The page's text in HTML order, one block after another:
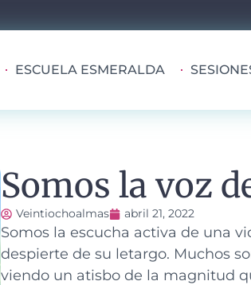
ESCUELA ESMERALDA
Somos la voz
Veintiochoalmas abril 21, 2022
Somos la escucha activa de una
despierte de su letargo. Muchos
viendo un atisbo de la magnitud